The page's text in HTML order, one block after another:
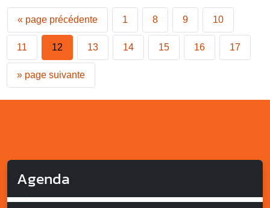
« page précédente 1 8 9 10
11 12 13 14 15 16 17
» page suivante
Agenda